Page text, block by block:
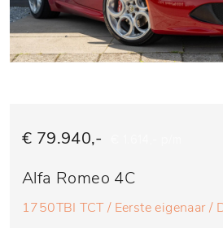
€ 79.940,-
Alfa Romeo 4C
1750TBI TCT / Eerste eigenaar /